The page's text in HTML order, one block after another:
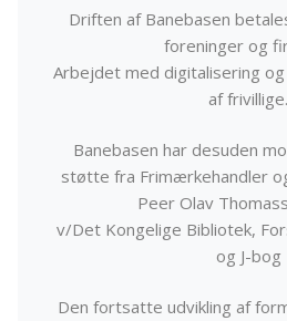
Driften af Banebasen
foreninger og
Arbejdet med digitalisering
af frivillige.
Banebasen har desuden
støtte fra Frimærkehandler
Peer Olav
v/Det Kongelige Bibliotek,
og J-bog
Den fortsatte udvikling af